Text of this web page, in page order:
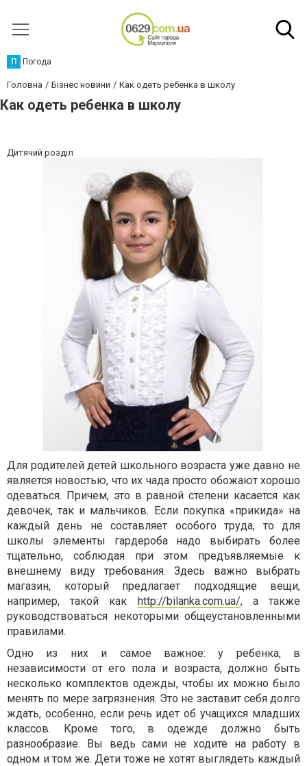
П Погода
Головна Бізнес новини Как одеть ребенка в школу
Как одеть ребенка в школу
Дитячий розділ
Для родителей детей школьного возраста уже давно не
является новостью, что их чада просто обожают хорошо
одеваться. Причем, это в равной степени касается как
девочек, так и мальчиков. Если покупка «прикида» на
каждый день не составляет особого труда, то для
школы элементы гардероба надо выбирать более
тщательно, соблюдая при этом предъявляемые к
внешнему виду требования. Здесь важно выбрать
магазин, который предлагает подходящие вещи,
например, такой как http://bilanka.com.ua/, а также
руководствоваться некоторыми общеустановленными
правилами.
Одно из них и самое важное: у ребенка, в
независимости от его пола и возраста, должно быть
несколько комплектов одежды, чтобы их можно было
менять по мере загрязнения. Это не заставит себя долго
ждать, особенно, если речь идет об учащихся младших
классов. Кроме того, в одежде должно быть
разнообразие. Вы ведь сами не ходите на работу в
одном и том же. Дети тоже не хотят выглядеть каждый